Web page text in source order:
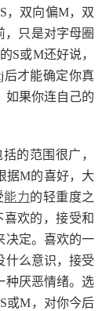
，双向偏M，双
，只是对字母圈
S或M还好说，
才能确定你真
如果你连自己的
的范围很广，
据M的喜好，大
能力的轻重度之
欢的，接受和
决定。喜欢的一
什么意识，接受
种厌恶情绪。选
或M，对你今后